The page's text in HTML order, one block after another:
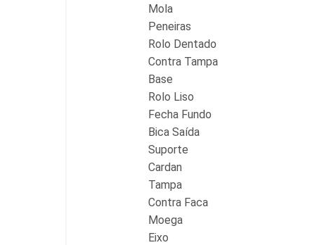
Mola
Peneiras
Rolo Dentado
Contra Tampa
Base
Rolo Liso
Fecha Fundo
Bica Saída
Suporte
Cardan
Tampa
Contra Faca
Moega
Eixo